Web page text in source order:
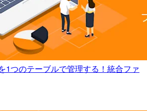
1つのテーブルで管理する！統合ファ